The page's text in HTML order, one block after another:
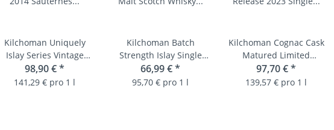
Kilchoman Uniquely
Islay Series Vintage
2014 Sauternes Finish
3/5 Single Malt Scotch
98,90 €*
141,29 € pro 1 l
Kilchoman Batch
Strength Islay Single
Malt Scotch Whisky
57% vol 0,7 L
66,99 €*
95,70 € pro 1 l
Kilchoman Cognac Cask
Matured Limited
Release 2023 Single
Malt Scotch Whisky
97,70 €*
139,57 € pro 1 l